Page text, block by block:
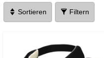
Sortieren Filtern